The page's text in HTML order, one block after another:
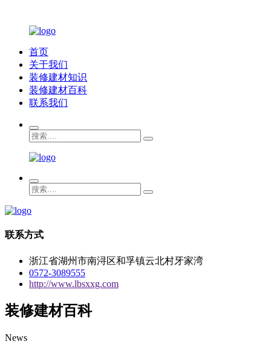
首页
关于我们
装修建材知识
装修建材百科
联系我们
联系方式
浙江省湖州市南浔区和孚镇云北村牙家湾
0572-3089555
http://www.lbsxxg.com
装修建材百科
News